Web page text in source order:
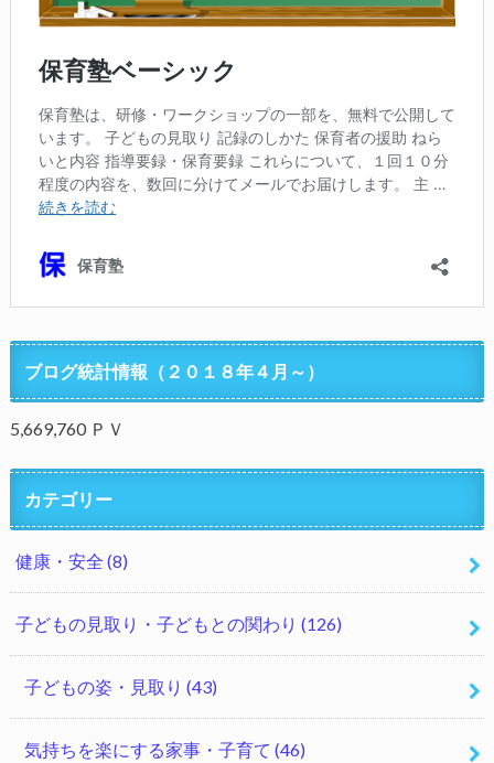
ブログ統計情報（２０１８年４月～）
5,669,760 ＰＶ
カテゴリー
健康・安全 (8)
子どもの見取り・子どもとの関わり (126)
子どもの姿・見取り (43)
気持ちを楽にする家事・子育て (46)